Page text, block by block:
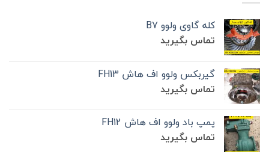
کله گاوی ولوو B7
تماس بگیرید
گیربکس ولوو اف هاش FH13
تماس بگیرید
پمپ باد ولوو اف هاش FH12
تماس بگیرید